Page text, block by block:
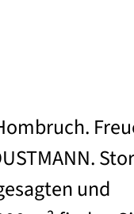
und